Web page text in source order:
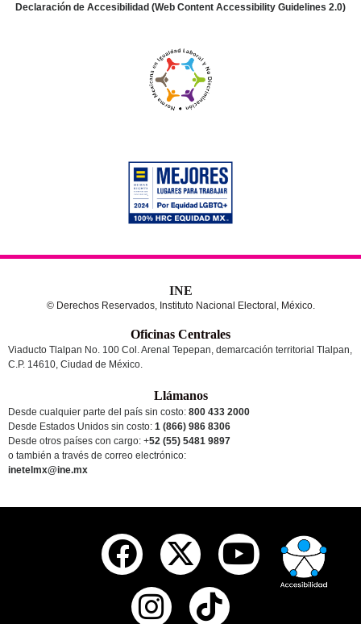
Declaración de Accesibilidad (Web Content Accessibility Guidelines 2.0)
INE
© Derechos Reservados, Instituto Nacional Electoral, México.
Oficinas Centrales
Viaducto Tlalpan No. 100 Col. Arenal Tepepan, demarcación territorial Tlalpan,
C.P. 14610, Ciudad de México.
Llámanos
Desde cualquier parte del país sin costo: 800 433 2000
Desde Estados Unidos sin costo: 1 (866) 986 8306
Desde otros países con cargo: +52 (55) 5481 9897
o también a través de correo electrónico:
inetelmx@ine.mx